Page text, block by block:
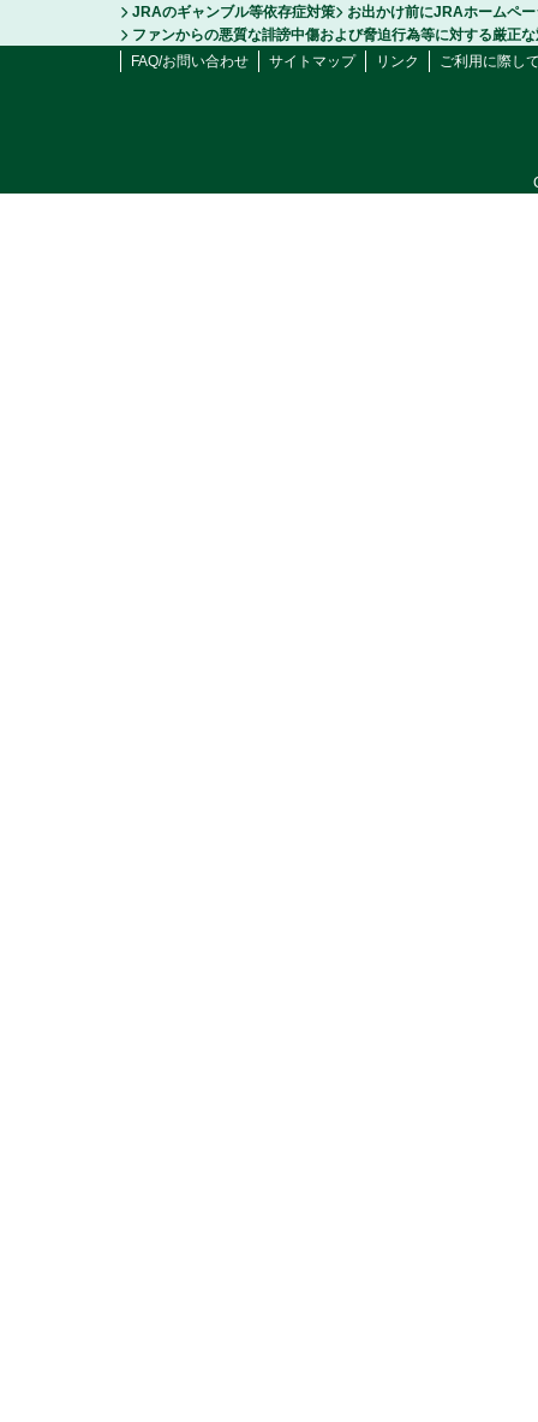
JRAのギャンブル等依存症対策
お出かけ前にJRAホームペ
ファンからの悪質な誹謗中傷および脅迫行為等に対する厳正
FAQ/お問い合わせ
サイトマップ リンク ご利用に際し